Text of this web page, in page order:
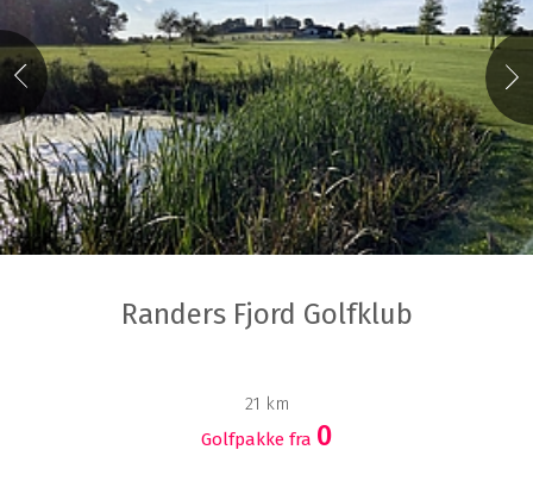
Randers Fjord Golfklub
21 km
Golfpakke fra 0